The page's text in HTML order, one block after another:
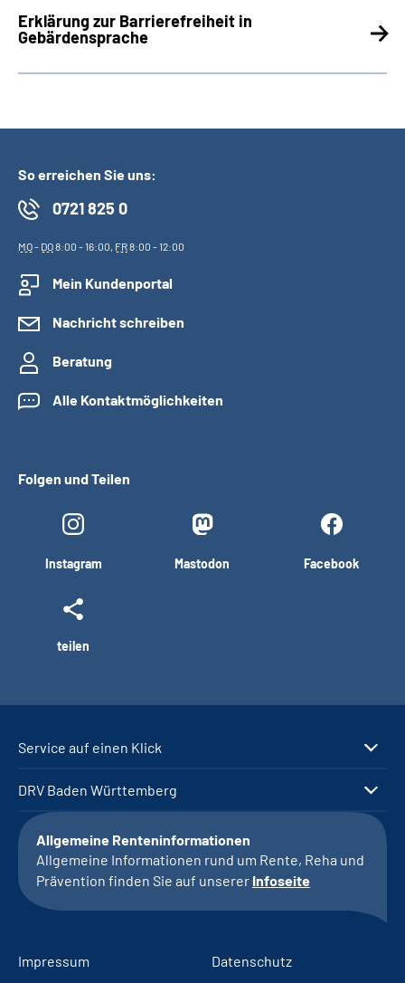
Erklärung zur Barrierefreiheit in
Gebärdensprache
So erreichen Sie uns:
0721 825 0
MO- DO8:00 - 16:00, FR8:00 - 12:00
Mein Kundenportal
Nachricht schreiben
Beratung
Alle Kontaktmöglichkeiten
Folgen und Teilen
Instagram Mastodon Facebook
teilen
Service auf einen Klick
DRV Baden Württemberg
Allgemeine Renteninformationen
Allgemeine Informationen rund um Rente, Reha und
Prävention finden Sie auf unserer Infoseite
Impressum
Datenschutz